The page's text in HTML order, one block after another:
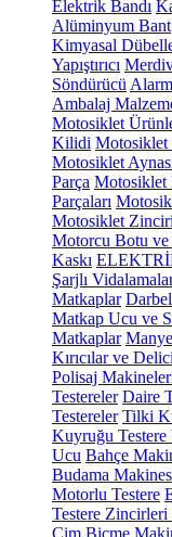
Elektrik Bandı
Alüminyum Bant
Kimyasal
Yapıştırıcı
Söndürücü Alarm
Ambalaj
Motosiklet
Kilidi Motosiklet
Motosiklet
Parça Motosiklet
Parçaları
Motosiklet Zinciri
Motorcu Botu ve
Kaskı
Şarjlı
Matkaplar
Matkap Ucu ve
Matkaplar
Kırıcılar ve
Polisaj
Testereler Daire
Testereler Tilki
Kuyruğu Testere
Ucu Bahçe
Budama
Motorlu Testere
Testere Zincirleri
Çim Biçme